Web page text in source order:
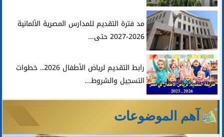
مد فترة التقديم للمدارس المصرية الألمانية
2026-2027 حتى...
رابط التقديم لرياض الأطفال 2026.. خطوات
التسجيل والشروط...
آهم الموضوعات